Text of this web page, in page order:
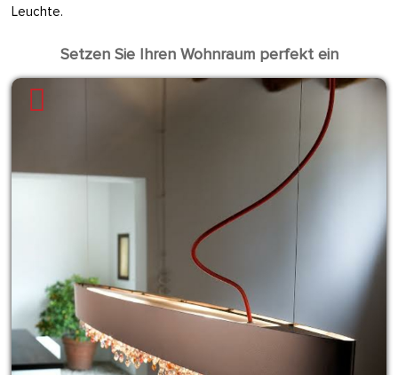
Leuchte.
Setzen Sie Ihren Wohnraum perfekt ein